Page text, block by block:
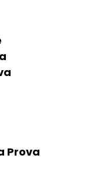
Prova